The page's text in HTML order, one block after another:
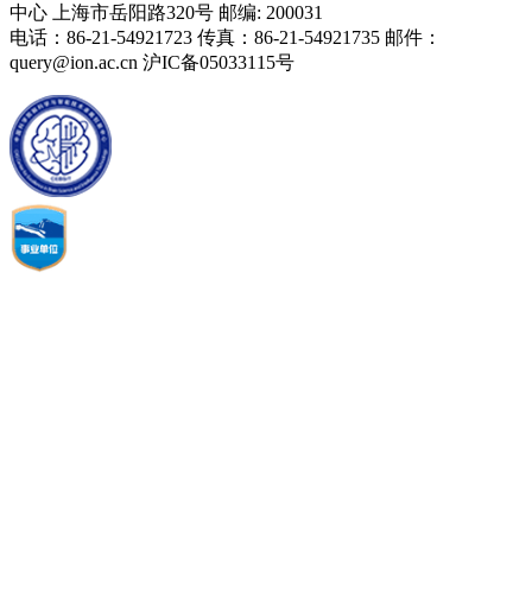
中心 上海市岳阳路320号 邮编: 200031
电话：86-21-54921723 传真：86-21-54921735 邮件：
query@ion.ac.cn 沪IC备05033115号